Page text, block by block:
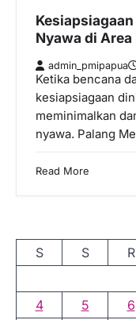
Nyawa di Area
admin_pmipapua
Ketika bencana
kesiapsiagaan
meminimalkan
nyawa. Palang
Read More
S
S R
4
5 6